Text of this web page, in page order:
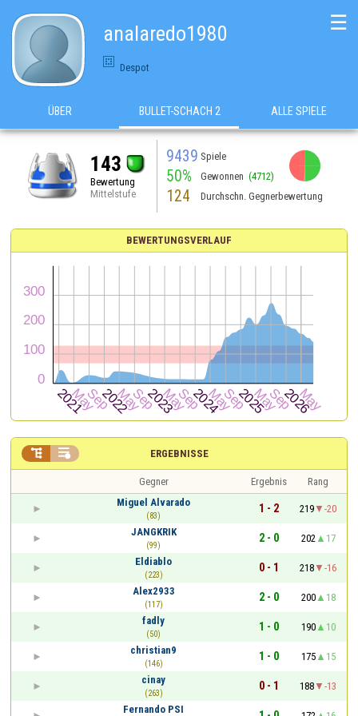
analaredo1980
Despot
☰
ÜBER BULLET-SCHACH 2 ALLE SPIELE
143
Bewertung
Mittelstufe
9439 Spiele
50% Gewonnen (4712)
124 Durchschn. Gegnerbewertung
BEWERTUNGSVERLAUF
ERGEBNISSE
 
Gegner Ergebnis
Rang
Miguel Alvarado
(83)
1 - 2 219
-20
JANGKRIK
(99)
2 - 0 202
17
Eldiablo
(223)
0 - 1 218
-16
Alex2933
(117)
2 - 0 200
18
fadly
(50)
1 - 0 190
10
christian9
(146)
1 - 0 175
15
cinay
(263)
0 - 1 188
-13
Fernando PSI